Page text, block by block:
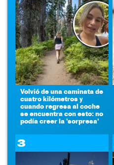
Volvió de una caminata de
cuatro kilómetros y
cuando regresa al coche
se encuentra con esto: no
podía creer la 'sorpresa'
3